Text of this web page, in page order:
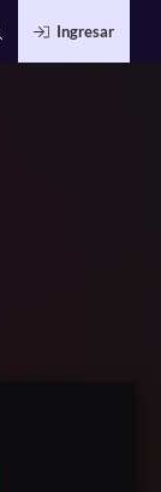
Ingresar